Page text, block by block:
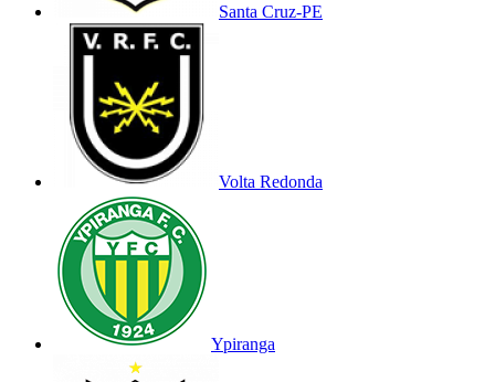
Santa Cruz-PE
Volta Redonda
Ypiranga